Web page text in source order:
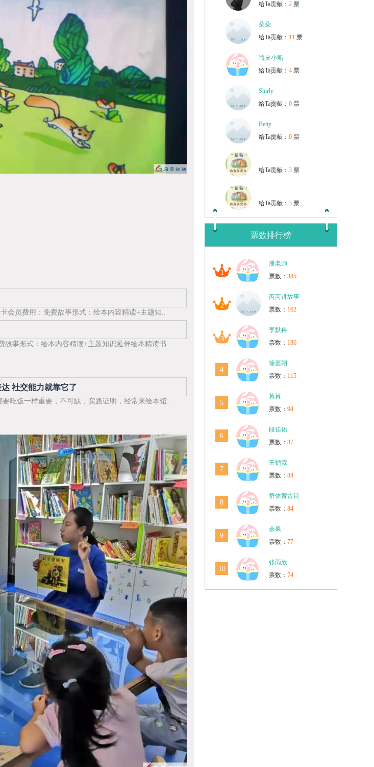
会员费用：免费故事形式：绘本内容精读+主题知..
事形式：绘本内容精读+主题知识延伸绘本精读书..
社交能力就靠它了
吃饭一样重要，不可缺，实践证明，经常来绘本馆..
给Ta贡献： 2 票
朵朵
给Ta贡献： 11 票
嗨皮小船
给Ta贡献： 4 票
Shirly
给Ta贡献： 0 票
Betty
给Ta贡献： 0 票
给Ta贡献： 3 票
给Ta贡献： 3 票
票数排行榜
1
潘老师
票数： 385
2
芮芮讲故事
票数： 162
3
李默冉
票数： 136
4
徐嘉翊
票数： 115
5
苒苒
票数： 94
6
段佳佑
票数： 87
7
王鹤霖
票数： 84
8
群体背古诗
票数： 84
9
余果
票数： 77
10
张雨欣
票数： 74